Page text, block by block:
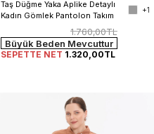
Taş Düğme Yaka Aplike Detaylı
Kadın Gömlek Pantolon Takım
+1
1.760,00TL
Büyük Beden Mevcuttur
SEPETTE NET 1.320,00TL